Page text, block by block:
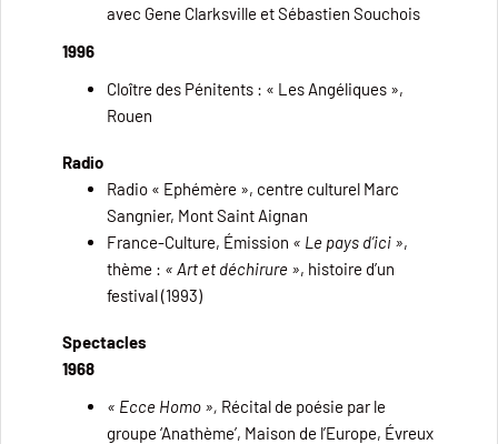
avec Gene Clarksville et Sébastien Souchois
1996
Cloître des Pénitents : « Les Angéliques »,
Rouen
Radio
Radio « Ephémère », centre culturel Marc
Sangnier, Mont Saint Aignan
France-Culture, Émission « Le pays d’ici »,
thème : « Art et déchirure », histoire d’un
festival (1993)
Spectacles
1968
« Ecce Homo », Récital de poésie par le
groupe ‘Anathème’, Maison de l’Europe, Évreux